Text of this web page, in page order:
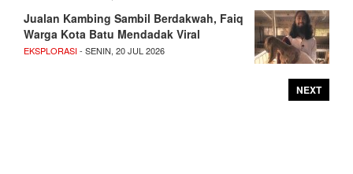
Jualan Kambing Sambil Berdakwah, Faiq
Warga Kota Batu Mendadak Viral
EKSPLORASI- SENIN, 20 JUL 2026
NEXT